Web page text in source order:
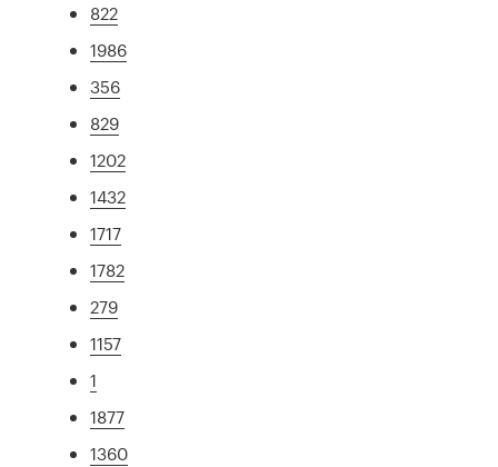
822
1986
356
829
1202
1432
1717
1782
279
1157
1
1877
1360